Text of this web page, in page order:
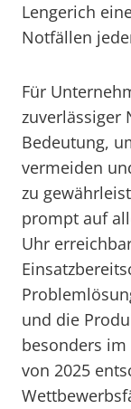
Lengerich
Notfällen
Für
zuverlässiger
Bedeutung,
vermeiden
zu
prompt auf
Uhr
und die
besonders
von 2025